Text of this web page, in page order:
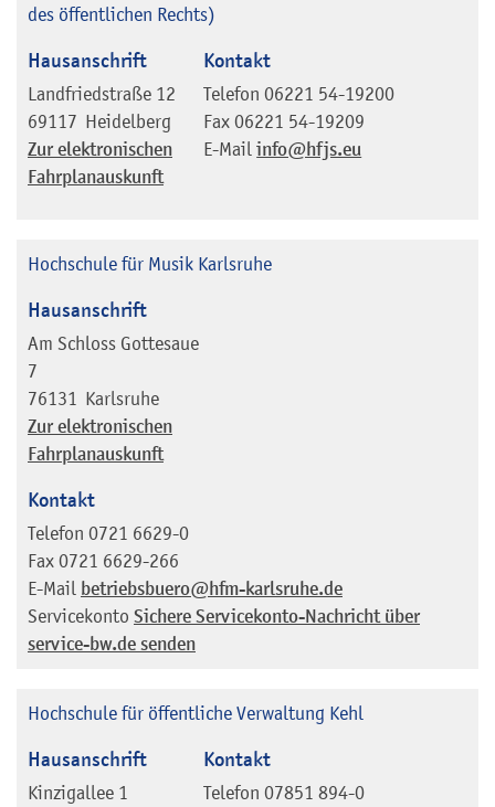
des öffentlichen Rechts)
Hausanschrift
Landfriedstraße 12
69117 Heidelberg
Zur elektronischen
Fahrplanauskunft
Kontakt
Telefon 06221 54-19200
Fax 06221 54-19209
E-Mail info@hfjs.eu
Hochschule für Musik Karlsruhe
Hausanschrift
Am Schloss Gottesaue
7
76131 Karlsruhe
Zur elektronischen
Fahrplanauskunft
Kontakt
Telefon 0721 6629-0
Fax 0721 6629-266
E-Mail betriebsbuero@hfm-karlsruhe.de
Servicekonto Sichere Servicekonto-Nachricht über
service-bw.de senden
Hochschule für öffentliche Verwaltung Kehl
Hausanschrift
Kinzigallee 1
Kontakt
Telefon 07851 894-0